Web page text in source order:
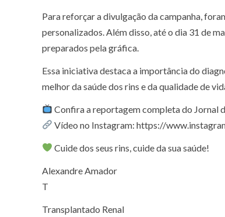
Para reforçar a divulgação da campanha,
personalizados. Além disso, até o dia 31 de
preparados pela gráfica.
Essa iniciativa destaca a importância do
melhor da saúde dos rins e da qualidade de
Confira a reportagem completa do Jornal
Vídeo no Instagram: https://
Cuide dos seus rins, cuide da sua saúde!
Alexandre Amador
T
Transplantado Renal